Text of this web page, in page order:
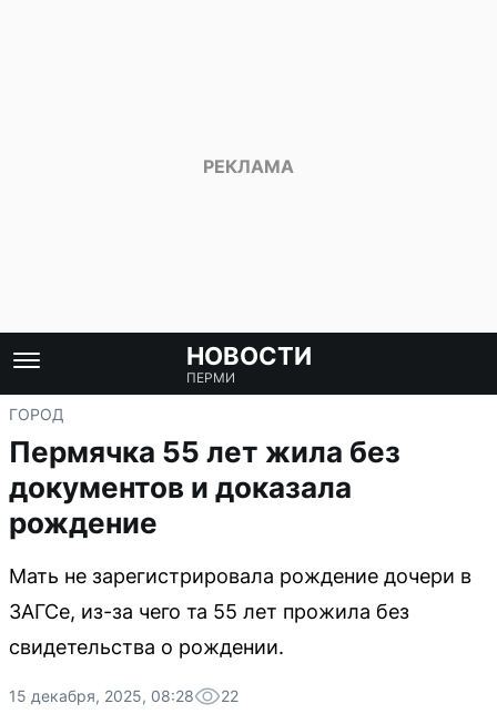
НОВОСТИ
ПЕРМИ
ГОРОД
Пермячка 55 лет жила без
документов и доказала
рождение
Мать не зарегистрировала рождение дочери в
ЗАГСе, из-за чего та 55 лет прожила без
свидетельства о рождении.
15 декабря, 2025, 08:28 22